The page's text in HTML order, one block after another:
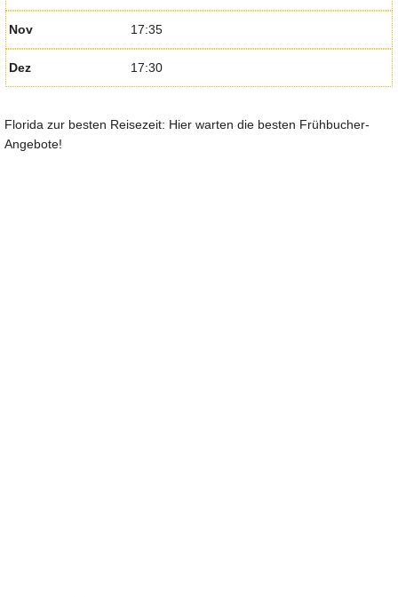
Nov 17:35
Dez 17:30
Florida zur besten Reisezeit: Hier warten die besten Frühbucher-
Angebote!